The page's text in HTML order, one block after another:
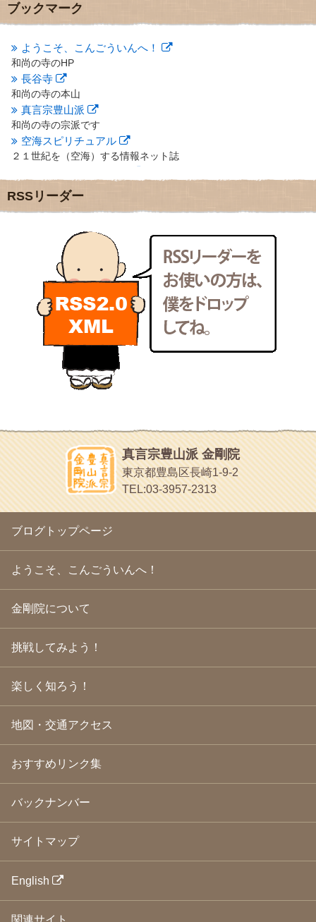
2012年9月
(8)
2012年7月
(10)
2012年6月(14)
2012年5月
2012年4月(16)
2012年3月 (17)
2012年2月(20)
2012年1月(25)
2011年12月(22)
2011年11月(28)
2011年10月(31)
2011年9月(24)
2011年8月(21)
2011年6月(13)
2011年5月
2011年4月
(17)
2011年3月(15)
2011年2月(22)
2011年1月(22)
2010年12月(21)
2010年11月
(14)
2010年9月(16)
(13)
2010年5月(22)
2010年4月(25)
2010年3月(22)
2010年2月
(23)
2010年1月(23)
2009年12月(18)
2009年10月(20)
2009年9月(20)
2009年8月 (18)
2009年7月
(21)
2009年6月(22)
2009年5月(20)
2009年2月(19)
2009年1月(25)
2008年12月 (22)
2008年9月(24)
2008年8月(24)
2008年7月
(23)
2008年6月(23)
2008年5月(21)
2008年4月(22)
2008年1月 (23)
2007年12月(26)
2007年11月
2007年10月
2007年9月(23)
2007年8月
ブックマーク
ようこそ、こんごういんへ！
和尚の寺のHP
長谷寺
和尚の寺の本山
真言宗豊山派
和尚の寺の宗派です
空海スピリチュアル
２１世紀を（空海）する情報ネット誌
地域のライターさんです
小豆島 圓満寺
新聞屋の道具箱
新聞社で使われる用語の解説など
makotoさんの御符内巡礼記
東京の巡礼記です
POLYHEDON
いろいろなことが書いてあるよ
bunchan
あちこち行って！
目白鍼灸院
日本人の繊細な体質にあわせた、やさしく気持ちよい鍼灸治療で
ほうげん日記
放言じゃなくて和尚さんの名前だよ
面白いサイトみつけたよ。
ヘェ～という感じ
chocolab.Air♪DIALY
ラブラドールのワンちゃんがかわいいよ
RSSリーダー
真言宗豊山派 金剛院
東京都豊島区長崎1-9-2
TEL:03-3957-2313
ブログトップページ
ようこそ、こんごういんへ！
金剛院について
挑戦してみよう！
楽しく知ろう！
地図・交通アクセス
おすすめリンク集
バックナンバー
サイトマップ
English
関連サイト